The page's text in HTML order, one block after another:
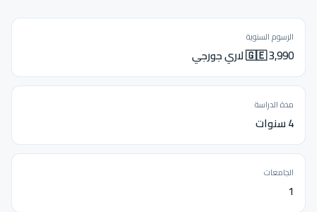
الرسوم السنوية
🇬🇪 3,990 لاري جورجي
مدة الدراسة
4 سنوات
الجامعات
1